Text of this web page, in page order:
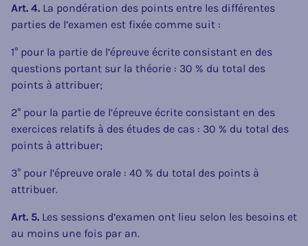
Art. 4. La pondération des points entre les différentes
parties de l’examen est fixée comme suit :
1° pour la partie de l’épreuve écrite consistant en des
questions portant sur la théorie : 30 % du total des
points à attribuer;
2° pour la partie de l’épreuve écrite consistant en des
exercices relatifs à des études de cas : 30 % du total des
points à attribuer;
3° pour l’épreuve orale : 40 % du total des points à
attribuer.
Art. 5. Les sessions d’examen ont lieu selon les besoins et
au moins une fois par an.